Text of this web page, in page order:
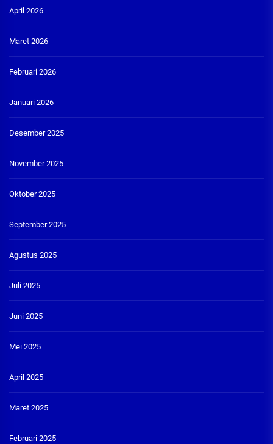
April 2026
Maret 2026
Februari 2026
Januari 2026
Desember 2025
November 2025
Oktober 2025
September 2025
Agustus 2025
Juli 2025
Juni 2025
Mei 2025
April 2025
Maret 2025
Februari 2025